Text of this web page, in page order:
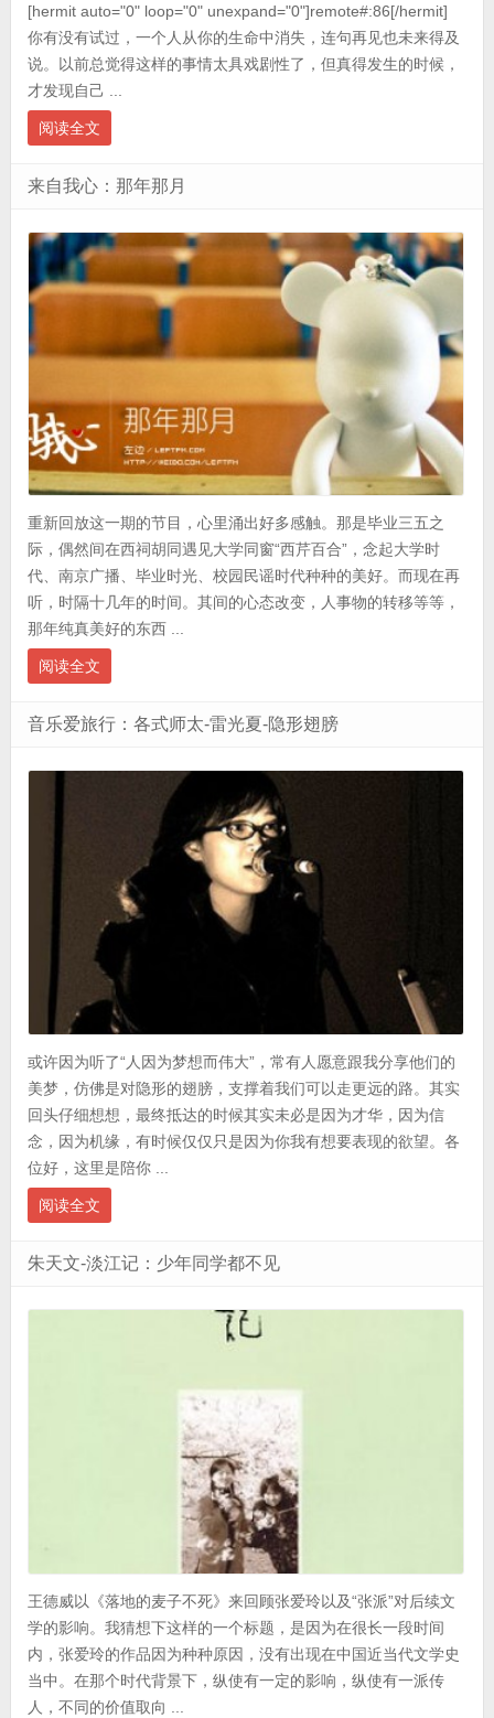
[hermit auto="0" loop="0" unexpand="0"]remote#:86[/hermit]
你有没有试过，一个人从你的生命中消失，连句再见也未来得及
说。以前总觉得这样的事情太具戏剧性了，但真得发生的时候，
才发现自己 ...
阅读全文
来自我心：那年那月
重新回放这一期的节目，心里涌出好多感触。那是毕业三五之
际，偶然间在西祠胡同遇见大学同窗“西芹百合”，念起大学时
代、南京广播、毕业时光、校园民谣时代种种的美好。而现在再
听，时隔十几年的时间。其间的心态改变，人事物的转移等等，
那年纯真美好的东西 ...
阅读全文
音乐爱旅行：各式师太-雷光夏-隐形翅膀
或许因为听了“人因为梦想而伟大”，常有人愿意跟我分享他们的
美梦，仿佛是对隐形的翅膀，支撑着我们可以走更远的路。其实
回头仔细想想，最终抵达的时候其实未必是因为才华，因为信
念，因为机缘，有时候仅仅只是因为你我有想要表现的欲望。各
位好，这里是陪你 ...
阅读全文
朱天文-淡江记：少年同学都不见
王德威以《落地的麦子不死》来回顾张爱玲以及“张派”对后续文
学的影响。我猜想下这样的一个标题，是因为在很长一段时间
内，张爱玲的作品因为种种原因，没有出现在中国近当代文学史
当中。在那个时代背景下，纵使有一定的影响，纵使有一派传
人，不同的价值取向 ...